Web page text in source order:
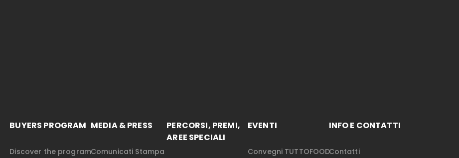
BUYERS PROGRAM
Discover the program
MEDIA & PRESS
Comunicati Stampa
PERCORSI, PREMI,
AREE SPECIALI
EVENTI
Convegni TUTTOFOOD
INFO E CONTATTI
Contatti